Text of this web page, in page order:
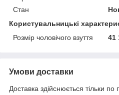
Стан
Користувальницькі
Розмір чоловічого взуття
41
Умови доставки
Доставка здійснюється тільки по